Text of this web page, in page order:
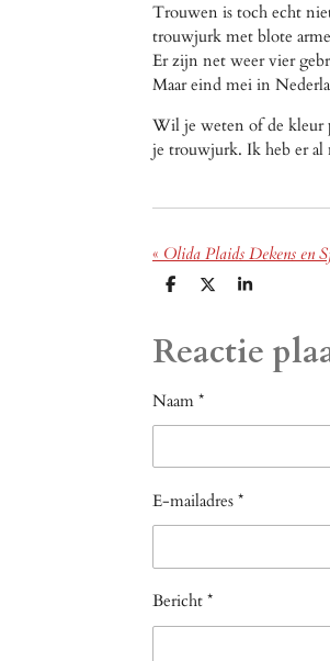
Trouwen is toch echt
trouwjurk met blote
Er zijn net weer vier
Maar eind mei in
Wil je weten of de kleur
je trouwjurk. Ik heb er al
« Olida Plaids Dekens en
D
e
n
D
S
r
e
Reactie
Naam *
E-mailadres *
Bericht *